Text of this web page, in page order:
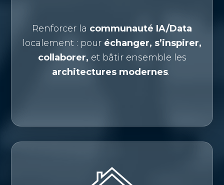
Renforcer la communauté IA/Data
localement : pour échanger, s’inspirer,
collaborer, et bâtir ensemble les
architectures modernes.